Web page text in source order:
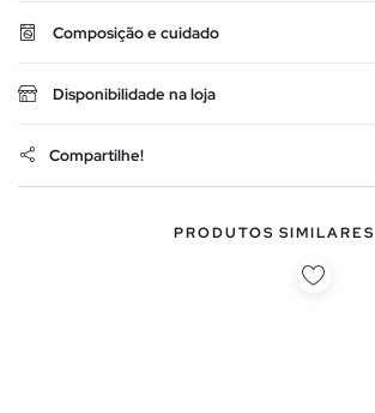
Composição e cuidado
Disponibilidade na loja
Compartilhe!
PRODUTOS SIMILARES